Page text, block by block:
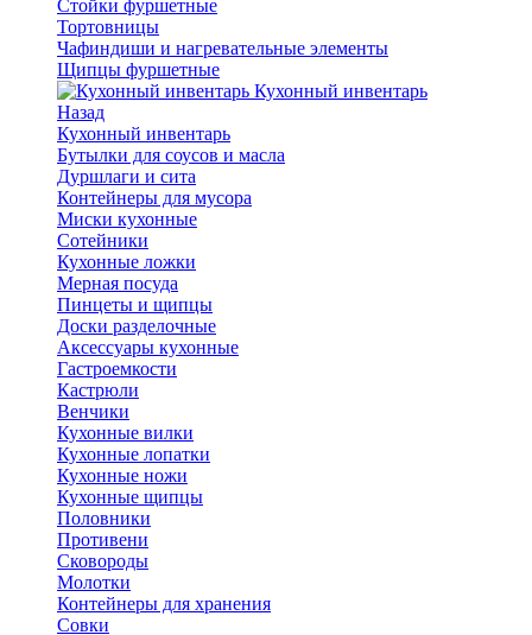
Стойки фуршетные
Тортовницы
Чафиндиши и нагревательные элементы
Щипцы фуршетные
Кухонный инвентарь
Назад
Кухонный инвентарь
Бутылки для соусов и масла
Дуршлаги и сита
Контейнеры для мусора
Миски кухонные
Сотейники
Кухонные ложки
Мерная посуда
Пинцеты и щипцы
Доски разделочные
Аксессуары кухонные
Гастроемкости
Кастрюли
Венчики
Кухонные вилки
Кухонные лопатки
Кухонные ножи
Кухонные щипцы
Половники
Противени
Сковороды
Молотки
Контейнеры для хранения
Совки